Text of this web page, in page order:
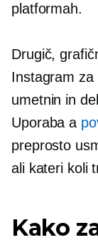
platformah.
Drugič,
Instagram za
umetnin in
Uporaba a
preprosto
ali kateri koli
Kako